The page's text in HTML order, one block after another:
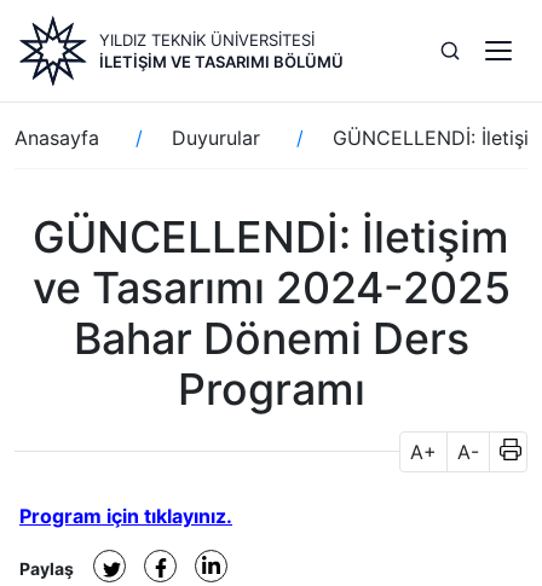
içeriğe
atla
YILDIZ TEKNİK ÜNİVERSİTESİ
İLETIŞIM VE TASARIMI BÖLÜMÜ
Sayfa
yolu
Anasayfa Duyurular GÜNCELLENDİ:
GÜNCELLENDİ: İletişim
ve Tasarımı 2024-2025
Bahar Dönemi Ders
Programı
A+ A-
Program için tıklayınız.
Paylaş